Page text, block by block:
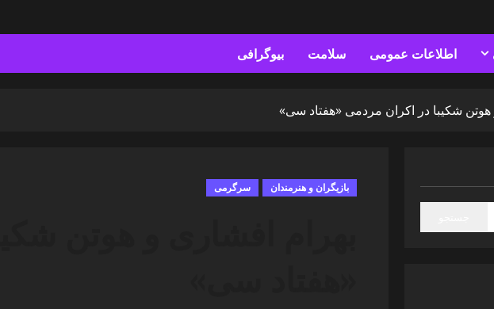
اطلاعات عمومی سلامت بیوگرافی
هوتن شکیبا در اکران مردمی «هفتاد سی»
بازیگران و هنرمندان سرگرمی